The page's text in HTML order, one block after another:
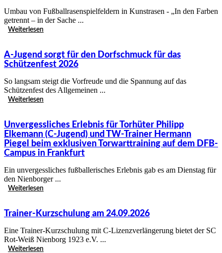
Umbau von Fußballrasenspielfeldern in Kunstrasen - „In den Farben
getrennt – in der Sache ...
Weiterlesen
A-Jugend sorgt für den Dorfschmuck für das
Schützenfest 2026
So langsam steigt die Vorfreude und die Spannung auf das
Schützenfest des Allgemeinen ...
Weiterlesen
Unvergessliches Erlebnis für Torhüter Philipp
Elkemann (C-Jugend) und TW-Trainer Hermann
Piegel beim exklusiven Torwarttraining auf dem DFB-
Campus in Frankfurt
Ein unvergessliches fußballerisches Erlebnis gab es am Dienstag für
den Nienborger ...
Weiterlesen
Trainer-Kurzschulung am 24.09.2026
Eine Trainer-Kurzschulung mit C-Lizenzverlängerung bietet der SC
Rot-Weiß Nienborg 1923 e.V. ...
Weiterlesen